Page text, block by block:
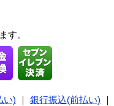
す。
い) 銀行振込(前払い)